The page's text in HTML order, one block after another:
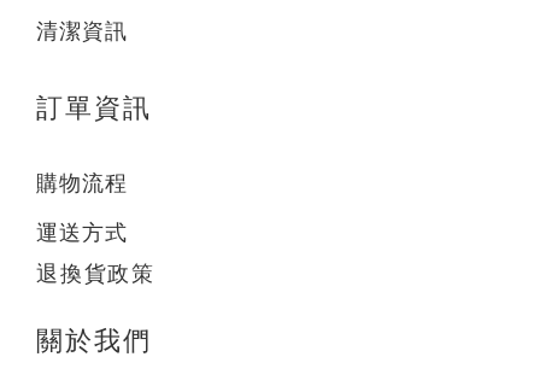
清潔資訊
訂單資訊
購物流程
運送方式
退換貨政策
關於我們